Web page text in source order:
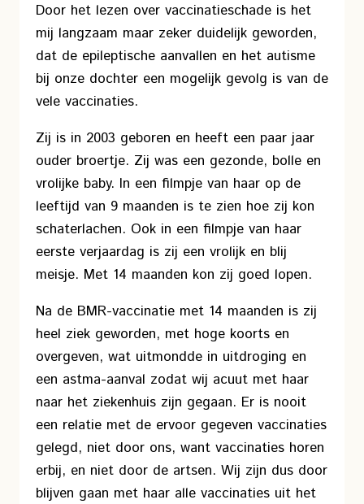
Door het lezen over vaccinatieschade is het
mij langzaam maar zeker duidelijk geworden,
dat de epileptische aanvallen en het autisme
bij onze dochter een mogelijk gevolg is van de
vele vaccinaties.
Zij is in 2003 geboren en heeft een paar jaar
ouder broertje. Zij was een gezonde, bolle en
vrolijke baby. In een filmpje van haar op de
leeftijd van 9 maanden is te zien hoe zij kon
schaterlachen. Ook in een filmpje van haar
eerste verjaardag is zij een vrolijk en blij
meisje. Met 14 maanden kon zij goed lopen.
Na de BMR-vaccinatie met 14 maanden is zij
heel ziek geworden, met hoge koorts en
overgeven, wat uitmondde in uitdroging en
een astma-aanval zodat wij acuut met haar
naar het ziekenhuis zijn gegaan. Er is nooit
een relatie met de ervoor gegeven vaccinaties
gelegd, niet door ons, want vaccinaties horen
erbij, en niet door de artsen. Wij zijn dus door
blijven gaan met haar alle vaccinaties uit het